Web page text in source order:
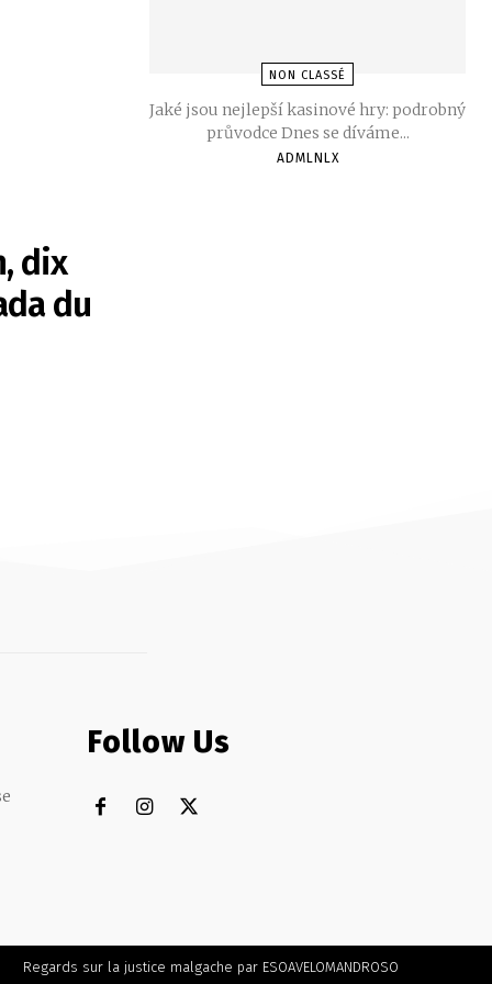
dix
du
NON CLASSÉ
Jaké jsou nejlepší kasinové hry: podrobný
průvodce Dnes se díváme...
ADMLNLX
Follow Us
Regards sur la justice malgache par ESOAVELOMANDROSO